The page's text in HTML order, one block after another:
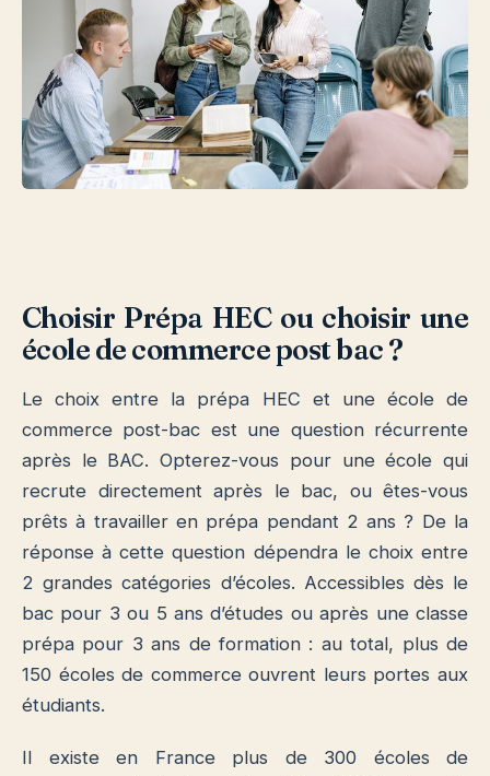
Choisir Prépa HEC ou choisir une
école de commerce post bac ?
Le choix entre la prépa HEC et une école de
commerce post-bac est une question récurrente
après le BAC. Opterez-vous pour une école qui
recrute directement après le bac, ou êtes-vous
prêts à travailler en prépa pendant 2 ans ? De la
réponse à cette question dépendra le choix entre
2 grandes catégories d’écoles. Accessibles dès le
bac pour 3 ou 5 ans d’études ou après une classe
prépa pour 3 ans de formation : au total, plus de
150 écoles de commerce ouvrent leurs portes aux
étudiants.
Il existe en France plus de 300 écoles de